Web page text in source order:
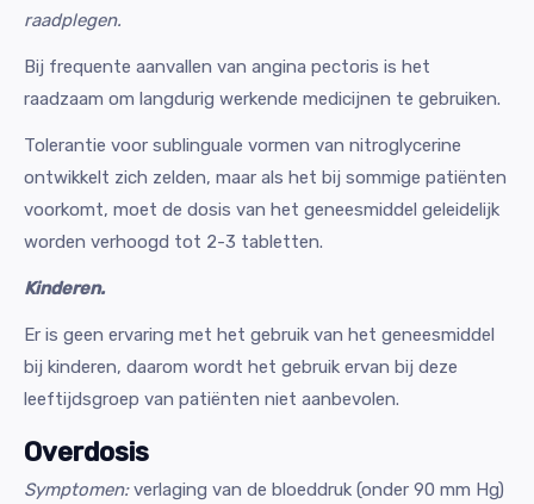
raadplegen.
Bij frequente aanvallen van angina pectoris is het
raadzaam om langdurig werkende medicijnen te gebruiken.
Tolerantie voor sublinguale vormen van nitroglycerine
ontwikkelt zich zelden, maar als het bij sommige patiënten
voorkomt, moet de dosis van het geneesmiddel geleidelijk
worden verhoogd tot 2-3 tabletten.
Kinderen.
Er is geen ervaring met het gebruik van het geneesmiddel
bij kinderen, daarom wordt het gebruik ervan bij deze
leeftijdsgroep van patiënten niet aanbevolen.
Overdosis
Symptomen:verlaging van de bloeddruk (onder 90 mm Hg)